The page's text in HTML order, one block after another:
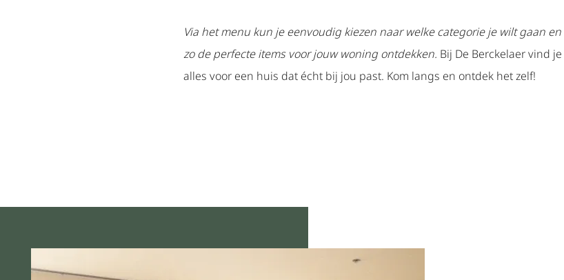
Via het menu kun je eenvoudig kiezen naar welke categorie je wilt gaan en
zo de perfecte items voor jouw woning ontdekken. Bij De Berckelaer vind je
alles voor een huis dat écht bij jou past. Kom langs en ontdek het zelf!